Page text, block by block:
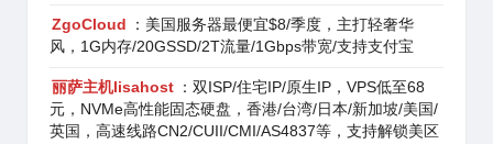
ZgoCloud
：美国服务器最便宜$8/季度，主打轻奢华
风，1G内存/20GSSD/2T流量/1Gbps带宽/支持支付宝
丽萨主机lisahost ：双ISP/住宅IP/原生IP，VPS低至68
元，NVMe高性能固态硬盘，香港/台湾/日本/新加坡/美国/
英国，高速线路CN2/CUII/CMI/AS4837等，支持解锁美区